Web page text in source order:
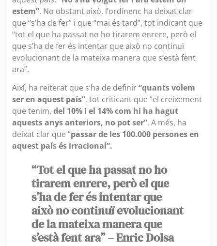
estem”. No obstant això, l’ordinenc ha deixat clar
que “s’ha de fer” i que “mai és tard”, tot indicant que
“tot el que ha passat no ho tirarem enrere, però el
que s’ha de fer és intentar que això no continuï
evolucionant de la mateixa manera que s’està fent
ara”.
Així, ha reiterat que s’ha de definir“quants volem
ser en aquest país”, tot criticant que “el creixement
que tenim, del 10% i el 14% com hi ha hagut
aquests anys anteriors, no pot ser”. A més, ha
deixat clar que “passar de les 100.000 persones en
aquest país és irracional”.
“Tot el que ha passat no ho
tirarem enrere, però el que
s’ha de fer és intentar que
això no continuï evolucionant
de la mateixa manera que
s’està fent ara” – Enric Dolsa